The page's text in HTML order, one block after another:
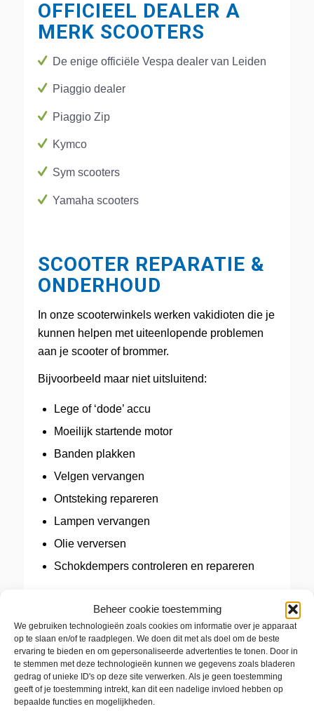
Beheer cookie toestemming
We gebruiken technologieën zoals cookies om informatie over je apparaat
op te slaan en/of te raadplegen. We doen dit met als doel om de beste
ervaring te bieden en om gepersonaliseerde advertenties te tonen. Door in
te stemmen met deze technologieën kunnen we gegevens zoals bladeren
gedrag of unieke ID's op deze site verwerken. Als je geen toestemming
geeft of je toestemming intrekt, kan dit een nadelige invloed hebben op
bepaalde functies en mogelijkheden.
OFFICIEEL DEALER A
MERK SCOOTERS
De enige officiële Vespa dealer van Leiden
Piaggio dealer
Piaggio Zip
Kymco
Sym scooters
Yamaha scooters
SCOOTER REPARATIE &
ONDERHOUD
In onze scooterwinkels werken vakidioten die je
kunnen helpen met uiteenlopende problemen
aan je scooter of brommer.
Bijvoorbeeld maar niet uitsluitend:
Lege of ‘dode’ accu
Moeilijk startende motor
Banden plakken
Velgen vervangen
Ontsteking repareren
Lampen vervangen
Olie verversen
Schokdempers controleren en repareren
NEEM CONTACT MET ONS
OP!
Hogewoerd 66